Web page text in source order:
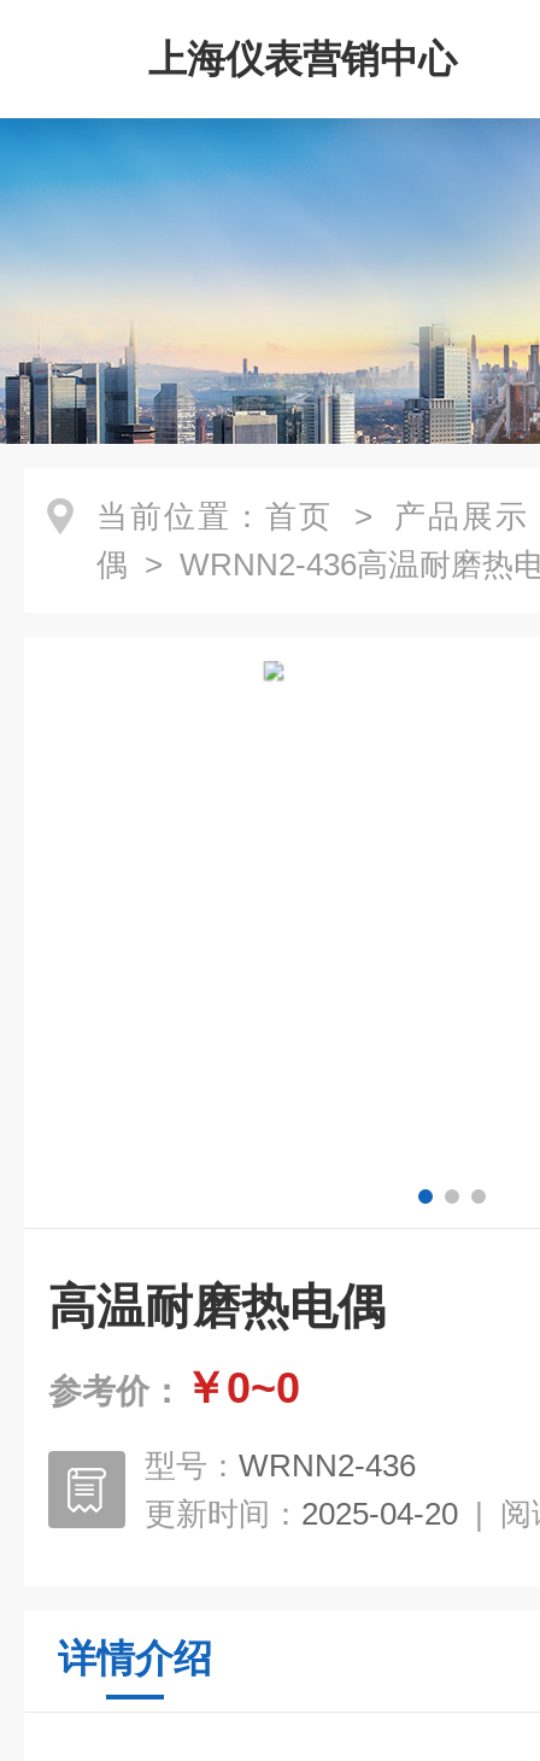
上海仪表营销中心
当前位置： 首页 > 产品展示
偶 > WRNN2-436高温耐磨热
高温耐磨热电偶
参考价： ￥0~0
型号： WRNN2-436
更新时间： 2025-04-20 | 阅
详情介绍